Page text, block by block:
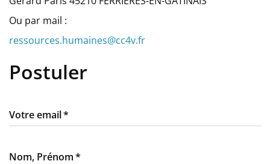
Ou par mail :
ressources.humaines@cc4v.fr
Postuler
Votre email
Nom, Prénom